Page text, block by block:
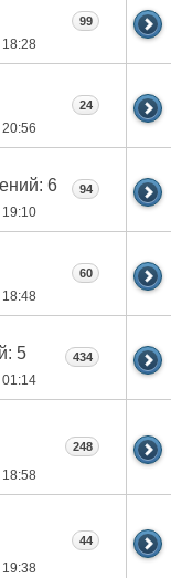
18:28
99
20:56
24
19:10
94
18:48
60
01:14
434
18:58
248
19:38
44